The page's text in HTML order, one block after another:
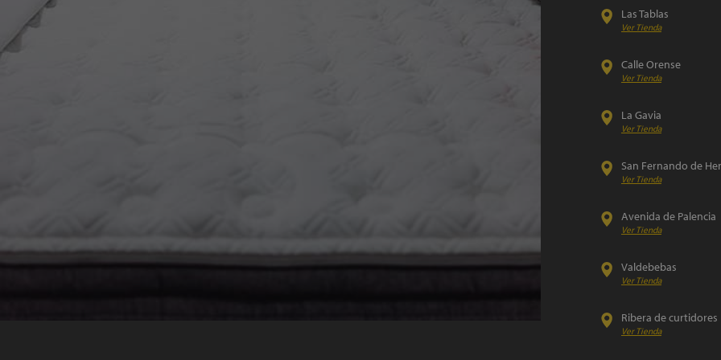
Las Tablas
Ver Tienda
Calle Orense
Ver Tienda
La Gavia
Ver Tienda
San Fernando de
Ver Tienda
Avenida de Palencia
Ver Tienda
Valdebebas
Ver Tienda
Ribera de curtidores
Ver Tienda